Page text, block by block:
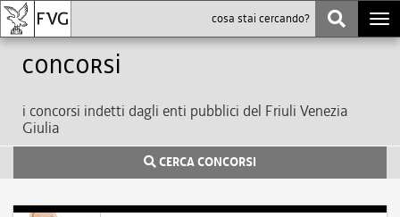
Concorsi
i concorsi indetti dagli enti pubblici del Friuli Venezia
Giulia
CERCA CONCORSI